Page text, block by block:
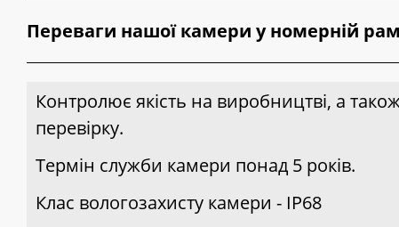
Переваги нашої камери у номерній
Контролює якість на виробництві, а
перевірку.
Термін служби камери понад 5 років.
Клас вологозахисту камери - IP68